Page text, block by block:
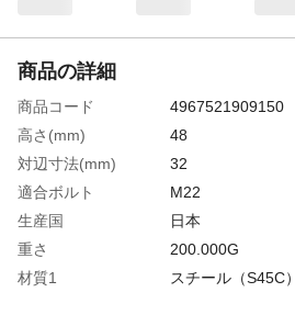
商品の詳細
商品コード
4967521909150
高さ(mm)
48
対辺寸法(mm)
32
適合ボルト
M22
生産国
日本
重さ
200.000G
材質1
スチール（S45C）